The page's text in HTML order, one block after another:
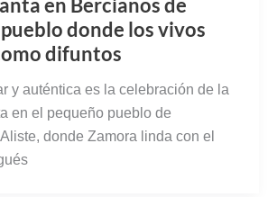
donde los vivos
difuntos
y auténtica es la celebración de la
en el pequeño pueblo de
donde Zamora linda con el